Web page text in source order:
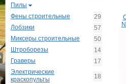
Пилы
Фены строительные
29
Лобзики
57
Миксеры строительные
50
Штроборезы
14
Граверы
17
Электрические
краскопульты
18